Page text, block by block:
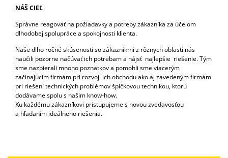
NÁŠ CIEĽ
Správne reagovať na požiadavky a potreby zákazníka za účelom
dlhodobej spolupráce a spokojnosti klienta.
Naše dlho ročné skúsenosti so zákazníkmi z rôznych oblastí nás
naučili pozorne načúvať ich potrebam a nájsť najlepšie riešenie. Tým
sme nazbierali mnoho poznatkov a pomohli sme viacerým
začínajúcim firmám pri rozvoji ich obchodu ako aj zavedeným firmám
pri riešení technických problémov špičkovou technikou, ktorú
dodávame spolu s našim know-how.
Ku každému zákazníkovi pristupujeme s novou zvedavosťou
a hľadaním ideálneho riešenia.